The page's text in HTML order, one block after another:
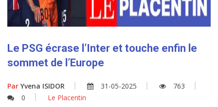
Le PSG écrase l’Inter et touche enfin le
sommet de l’Europe
Par Yvena ISIDOR 31-05-2025
763
0
Le Placentin